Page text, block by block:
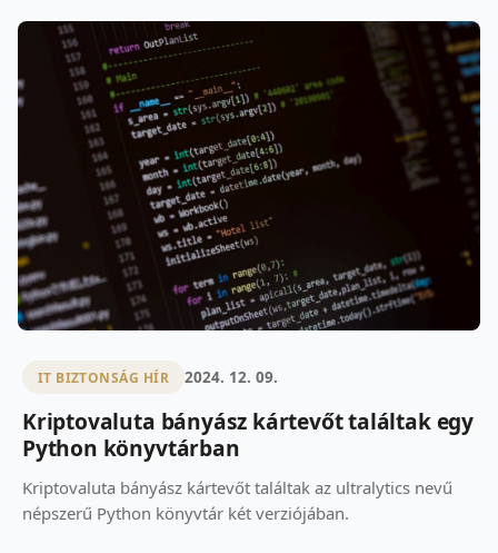
IT BIZTONSÁG HÍR 2024. 12. 09.
Kriptovaluta bányász kártevőt találtak egy
Python könyvtárban
Kriptovaluta bányász kártevőt találtak az ultralytics nevű
népszerű Python könyvtár két verziójában.